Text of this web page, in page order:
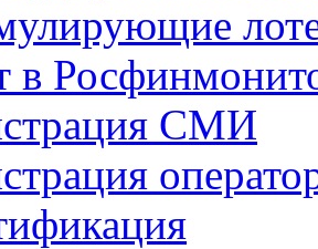
в
СМИ